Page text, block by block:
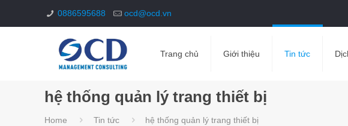
0886595688 ocd@ocd.vn
Trang chủ Giới thiệu Tin tức
hệ thống quản lý trang thiết bị
Home Tin tức hệ thống quản lý trang thiết bị